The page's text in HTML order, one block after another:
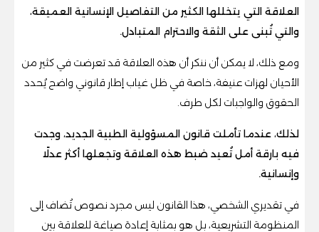
العلاقة التي يتخللها الكثير من التفاصيل الإنسانية العميقة،
والتي تُبنى على الثقة والاحترام المتبادل.
ومع ذلك، لا يمكن أن ننكر أن هذه العلاقة قد تعرضت في كثير من
الأحيان لهزات عنيفة، خاصة في ظل غياب إطار قانوني واضح يُحدد
الحقوق والواجبات لكل طرف.
لذلك، عندما تأملت قانون المسؤولية الطبية الجديد، وجدت
فيه بارقة أمل تُعيد ضبط هذه العلاقة وتجعلها أكثر عدلًا
وإنسانية.
في تقديري الشخصي، هذا القانون ليس مجرد نصوص تُضاف إلى
المنظومة التشريعية، بل هو بمثابة إعادة صياغة للعلاقة بين